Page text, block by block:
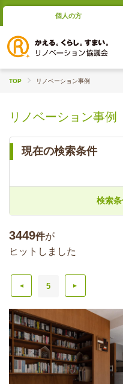
個人の方
TOP リノベーション事例
リノベーション事例
現在の検索条件
検索
3449件が
ヒットしました
▲ 5 ▲